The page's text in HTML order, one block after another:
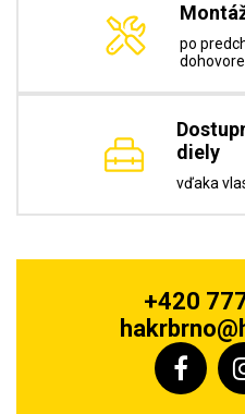
po
dohovore
diely
vďaka
+420